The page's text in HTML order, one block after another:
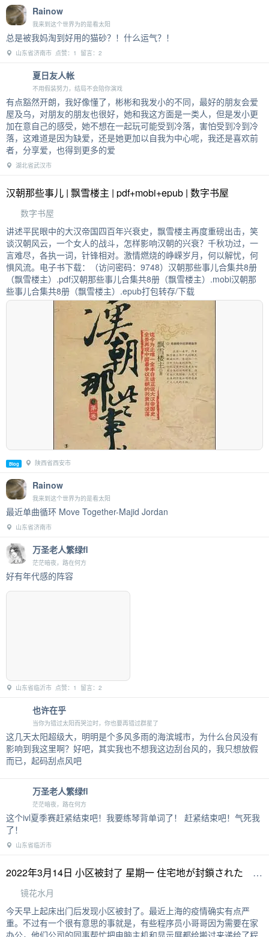
Rainow
我来到这个世界为的是看太阳
总是被我妈淘到好用的猫砂？！什么运气？！
山东省济南市 点赞：1 留言：2
夏日友人帐
不用假装努力，结局不会陪你演戏
有点豁然开朗，我好像懂了，彬彬和我发小的不同，最好的朋友会爱
屋及乌，对朋友的朋友也很好，她和我这方面是一类人，但是发小更
加在意自己的感受，她不想在一起玩可能受到冷落，害怕受到冷到冷
落，这难道是因为缺爱，还是她更加以自我为中心呢，我还是喜欢前
者，分享爱，也得到更多的爱
湖北省武汉市
汉朝那些事儿 | 飘雪楼主 | pdf+mobi+epub | 数字书屋
数字书屋
讲述平民眼中的大汉帝国四百年兴衰史，飘雪楼主再度重磅出击，笑
谈汉朝风云，一个女人的战斗，怎样影响汉朝的兴衰？千秋功过，一
言难尽，各执一词，针锋相对。激情燃烧的峥嵘岁月，何以解忧，何
惧风流。电子书下载：（访问密码：9748）汉朝那些事儿合集共8册
（飘雪楼主）.pdf汉朝那些事儿合集共8册（飘雪楼主）.mobi汉朝那
些事儿合集共8册（飘雪楼主）.epub打包转存/下载
Blog 陕西省西安市
Rainow
我来到这个世界为的是看太阳
最近单曲循环 Move Together-Majid Jordan
山东省济南市
万圣老人繁绿fl
茫茫暗夜，路在何方
好有年代感的阵容
山东省临沂市 点赞：1 留言：2
也许在乎
当你为错过太阳而哭泣时，你也要再错过群星了
这几天太阳超级大，明明是个多风多雨的海滨城市，为什么台风没有
影响到我这里啊？好吧，其实我也不想我这边刮台风的，我只想放假
而已，起码刮点风吧
万圣老人繁绿fl
茫茫暗夜，路在何方
这个ivl夏季赛赶紧结束吧！我要练琴背单词了！ 赶紧结束吧！气死我
了！
山东省临沂市
2022年3月14日 小区被封了 星期一 住宅地が封鎖された 月曜日
镜花水月
今天早上起床出门后发现小区被封了。最近上海的疫情确实有点严
重。不过有一个很有意思的事就是，有些程序员小哥哥因为需要在家
办公，他们公司的同事帮忙把电脑主机和显示屏都给搬过来递给了程